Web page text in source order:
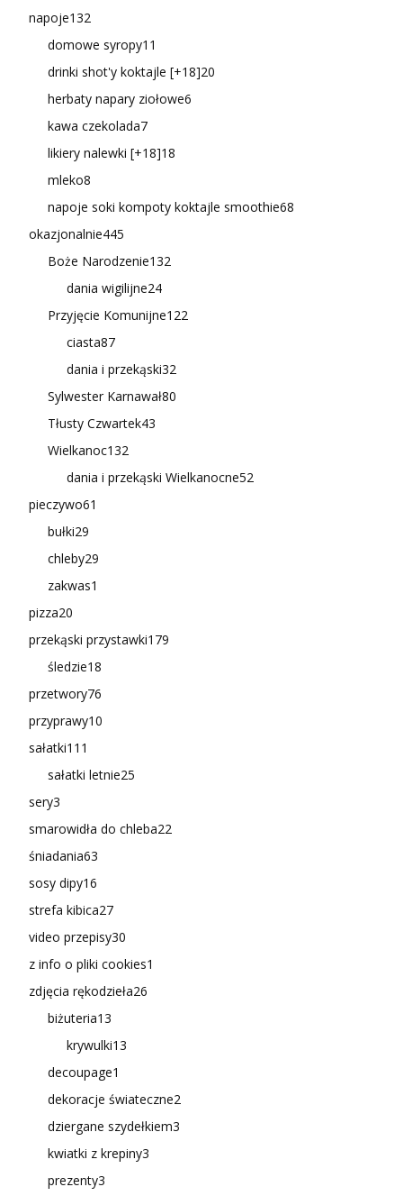
napoje132
domowe syropy11
drinki shot'y koktajle [+18]20
herbaty napary ziołowe6
kawa czekolada7
likiery nalewki [+18]18
mleko8
napoje soki kompoty koktajle smoothie68
okazjonalnie445
Boże Narodzenie132
dania wigilijne24
Przyjęcie Komunijne122
ciasta87
dania i przekąski32
Sylwester Karnawał80
Tłusty Czwartek43
Wielkanoc132
dania i przekąski Wielkanocne52
pieczywo61
bułki29
chleby29
zakwas1
pizza20
przekąski przystawki179
śledzie18
przetwory76
przyprawy10
sałatki111
sałatki letnie25
sery3
smarowidła do chleba22
śniadania63
sosy dipy16
strefa kibica27
video przepisy30
z info o pliki cookies1
zdjęcia rękodzieła26
biżuteria13
krywulki13
decoupage1
dekoracje świateczne2
dziergane szydełkiem3
kwiatki z krepiny3
prezenty3